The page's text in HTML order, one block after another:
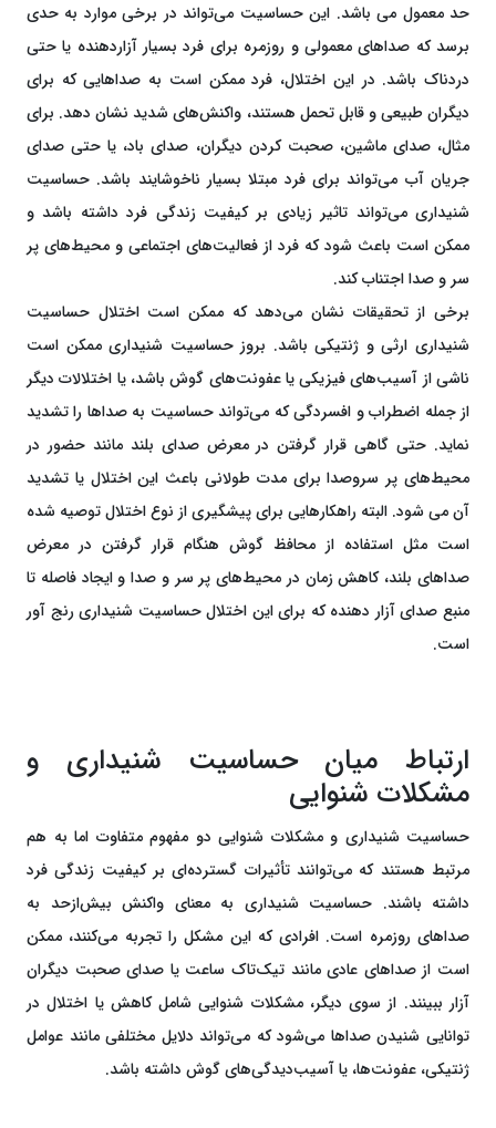
حد معمول می باشد. این حساسیت می‌تواند در برخی موارد به حدی
برسد که صداهای معمولی و روزمره برای فرد بسیار آزاردهنده یا حتی
دردناک باشد. در این اختلال، فرد ممکن است به صداهایی که برای
دیگران طبیعی و قابل تحمل هستند، واکنش‌های شدید نشان دهد. برای
مثال، صدای ماشین، صحبت کردن دیگران، صدای باد، یا حتی صدای
جریان آب می‌تواند برای فرد مبتلا بسیار ناخوشایند باشد. حساسیت
شنیداری می‌تواند تاثیر زیادی بر کیفیت زندگی فرد داشته باشد و
ممکن است باعث شود که فرد از فعالیت‌های اجتماعی و محیط‌های پر
سر و صدا اجتناب کند.
برخی از تحقیقات نشان می‌دهد که ممکن است اختلال حساسیت
شنیداری ارثی و ژنتیکی باشد. بروز حساسیت شنیداری ممکن است
ناشی از آسیب‌های فیزیکی یا عفونت‌های گوش باشد، یا اختلالات دیگر
از جمله اضطراب و افسردگی که می‌تواند حساسیت به صداها را تشدید
نماید. حتی گاهی قرار گرفتن در معرض صدای بلند مانند حضور در
محیط‌های پر سروصدا برای مدت طولانی باعث این اختلال یا تشدید
آن می شود. البته راهکارهایی برای پیشگیری از نوع اختلال توصیه شده
است مثل استفاده از محافظ گوش هنگام قرار گرفتن در معرض
صداهای بلند، کاهش زمان در محیط‌های پر سر و صدا و ایجاد فاصله تا
منبع صدای آزار دهنده که برای این اختلال حساسیت شنیداری رنج آور
است.
ارتباط میان حساسیت شنیداری و
مشکلات شنوایی
حساسیت شنیداری و مشکلات شنوایی دو مفهوم متفاوت اما به هم
مرتبط هستند که می‌توانند تأثیرات گسترده‌ای بر کیفیت زندگی فرد
داشته باشند. حساسیت شنیداری به معنای واکنش بیش‌ازحد به
صداهای روزمره است. افرادی که این مشکل را تجربه می‌کنند، ممکن
است از صداهای عادی مانند تیک‌تاک ساعت یا صدای صحبت دیگران
آزار ببینند. از سوی دیگر، مشکلات شنوایی شامل کاهش یا اختلال در
توانایی شنیدن صداها می‌شود که می‌تواند دلایل مختلفی مانند عوامل
ژنتیکی، عفونت‌ها، یا آسیب‌دیدگی‌های گوش داشته باشد.